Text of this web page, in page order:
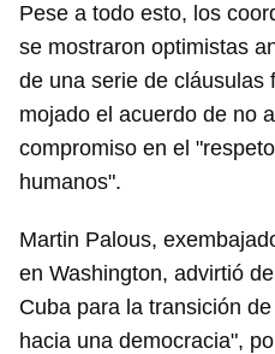
Pese a todo esto, los
se mostraron optimistas
de una serie de cláusulas
mojado el acuerdo de no
compromiso en el
humanos".
Martin Palous,
en Washington, advirtió
Cuba para la transición
hacia una democracia",